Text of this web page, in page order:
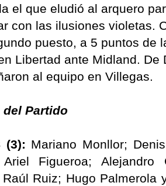
el que eludió al arquero
con las ilusiones violetas.
puesto, a 5 puntos de
Libertad ante Midland. De
al equipo en Villegas.
Partido
(3): Mariano Monllor;
Ariel Figueroa;
Ruiz; Hugo Palmerola